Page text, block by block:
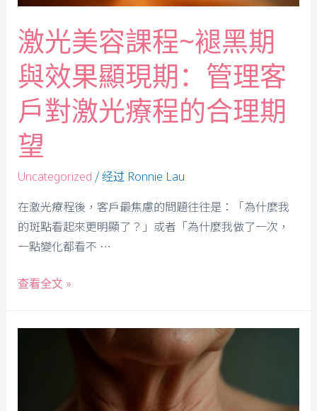
激光美容課程~褪黑期
與效果顯現期：管理客
戶對激光療程的合理期
望
Uncategorized / 经过 Ronnie Lau
在激光療程後，客戶最焦慮的問題往往是：「為什麼我
的斑點看起來更明顯了？」或者「為什麼我做了一次，
一點變化都看不 …
查看全文 »